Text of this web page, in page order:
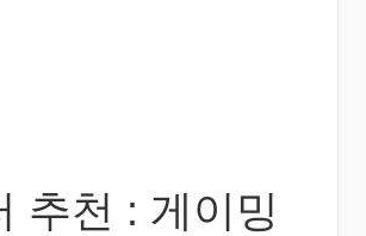
추천 : 게이밍